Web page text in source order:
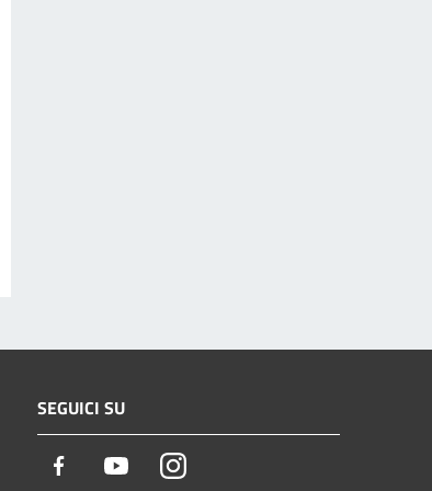
SEGUICI SU
Facebook YoutubeInstagram